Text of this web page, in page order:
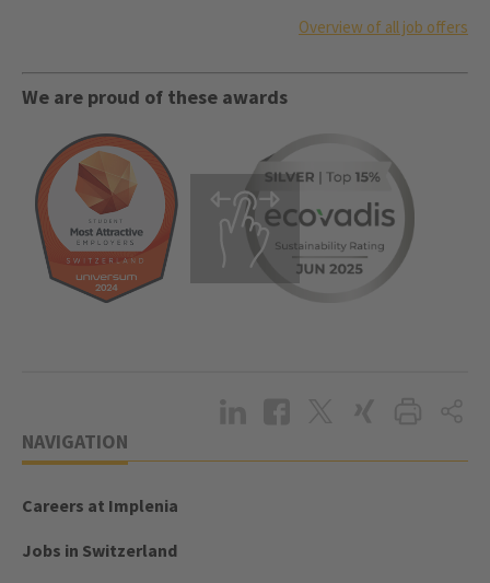
Overview of all job offers
We are proud of these awards
NAVIGATION
Careers at Implenia
Jobs in Switzerland